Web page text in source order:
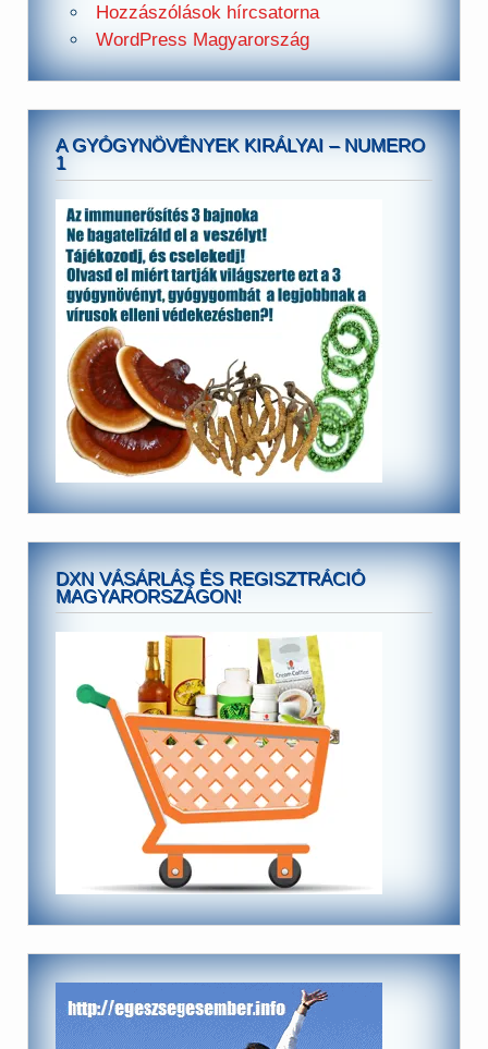
Hozzászólások hírcsatorna
WordPress Magyarország
A GYÓGYNÖVÉNYEK KIRÁLYAI – NUMERO
1
DXN VÁSÁRLÁS ÉS REGISZTRÁCIÓ
MAGYARORSZÁGON!